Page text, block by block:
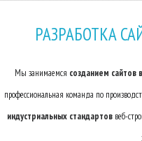
РАЗРАБОТКА
Мы занимаемся созданием сайтов
профессиональная команда по
индустриальных стандартов веб-